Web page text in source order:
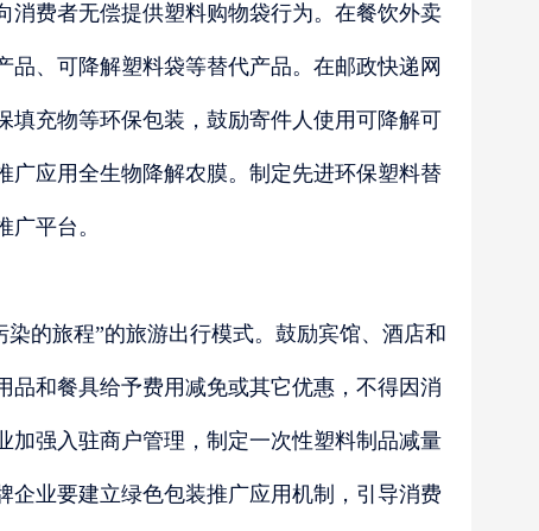
费者无偿提供塑料购物袋行为。在餐饮外卖
、可降解塑料袋等替代产品。在邮政快递网
填充物等环保包装，鼓励寄件人使用可降解可
应用全生物降解农膜。制定先进环保塑料替
平台。
染的旅程”的旅游出行模式。鼓励宾馆、酒店和
和餐具给予费用减免或其它优惠，不得因消
加强入驻商户管理，制定一次性塑料制品减量
企业要建立绿色包装推广应用机制，引导消费